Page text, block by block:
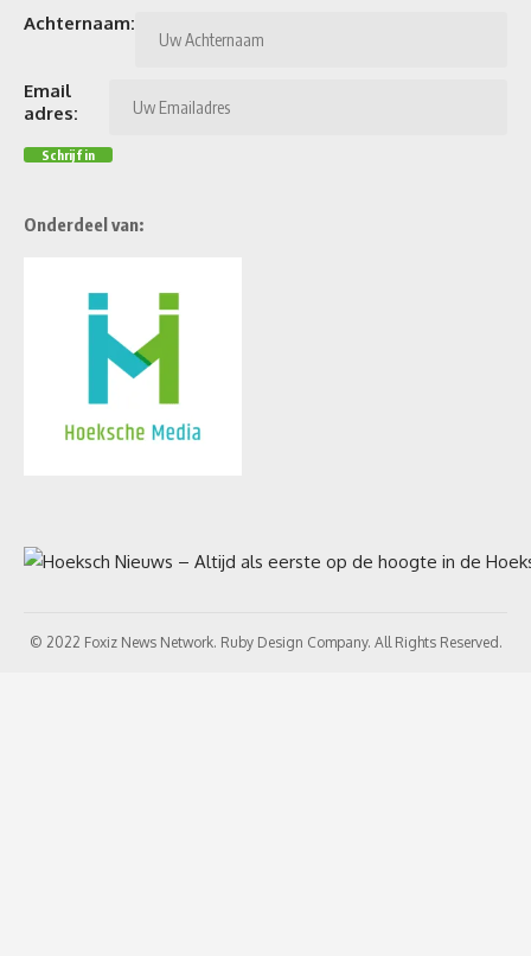
Achternaam:
Email
adres:
Onderdeel van:
© 2022 Foxiz News Network. Ruby Design Company. All Rights Reserved.